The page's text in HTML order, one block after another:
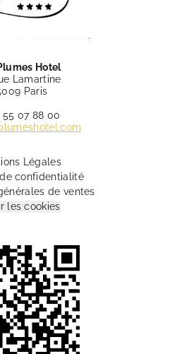
Hotel
Lamartine
Paris
55 07 88 00
Légales
confidentialité
de ventes
les cookies